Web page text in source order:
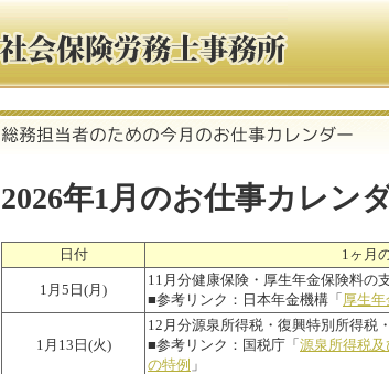
2026年1月のお仕事カレン
日付 1ヶ月
1月5日(月)
11月分健康保険・厚生年金保険料の
■参考リンク：日本年金機構「 厚生
1月13日(火)
12月分源泉所得税・復興特別所得税
■参考リンク：国税庁「 源泉所得税
の特例 」